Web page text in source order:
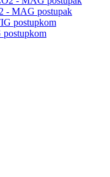
- MAG postupak
postupkom